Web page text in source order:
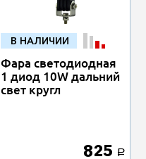
В НАЛИЧИИ
Фара светодиодная
1 диод 10W дальний
свет кругл
825 a